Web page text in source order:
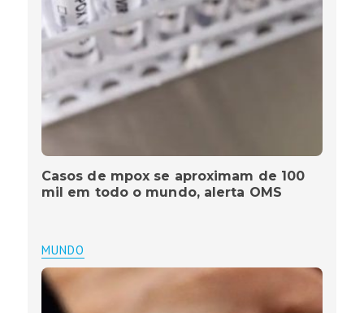
Casos de mpox se aproximam de 100
mil em todo o mundo, alerta OMS
MUNDO